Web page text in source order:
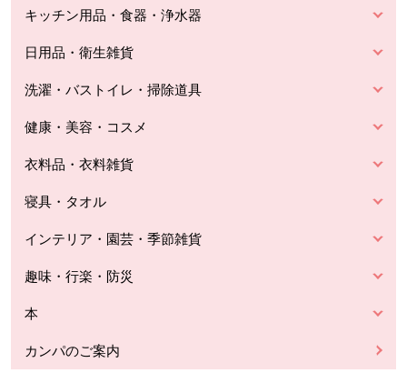
キッチン用品・食器・浄水器
日用品・衛生雑貨
洗濯・バストイレ・掃除道具
健康・美容・コスメ
衣料品・衣料雑貨
寝具・タオル
インテリア・園芸・季節雑貨
趣味・行楽・防災
本
カンパのご案内